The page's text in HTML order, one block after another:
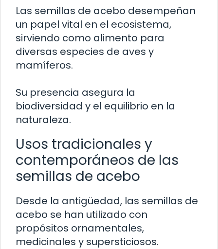
Las semillas de acebo desempeñan
un papel vital en el ecosistema,
sirviendo como alimento para
diversas especies de aves y
mamíferos.
Su presencia asegura la
biodiversidad y el equilibrio en la
naturaleza.
Usos tradicionales y
contemporáneos de las
semillas de acebo
Desde la antigüedad, las semillas de
acebo se han utilizado con
propósitos ornamentales,
medicinales y supersticiosos.